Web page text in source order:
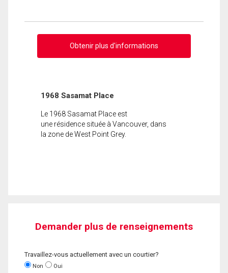
Obtenir plus d'informations
1968 Sasamat Place
Le 1968 Sasamat Place est
une résidence située à Vancouver, dans
la zone de West Point Grey.
Demander plus de renseignements
Travaillez-vous actuellement avec un courtier?
Non Oui